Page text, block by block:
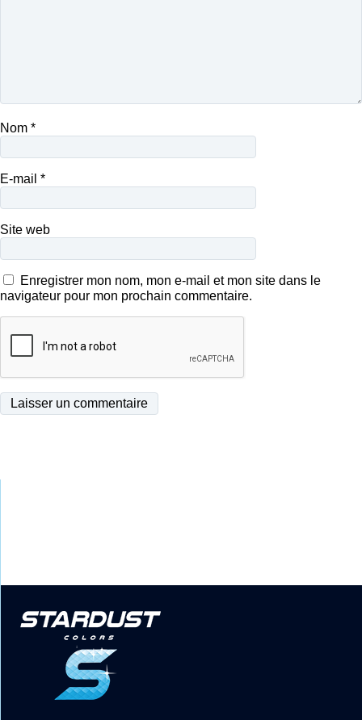
Nom *
E-mail *
Site web
Enregistrer mon nom, mon e-mail et mon site dans le
navigateur pour mon prochain commentaire.